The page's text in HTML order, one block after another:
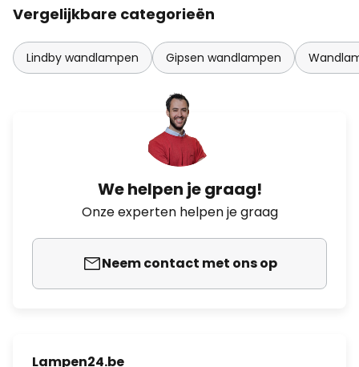
Vergelijkbare categorieën
Lindby wandlampen Gipsen wandlampen
We helpen je graag!
Onze experten helpen je graag
Neem contact met ons op
Lampen24.be